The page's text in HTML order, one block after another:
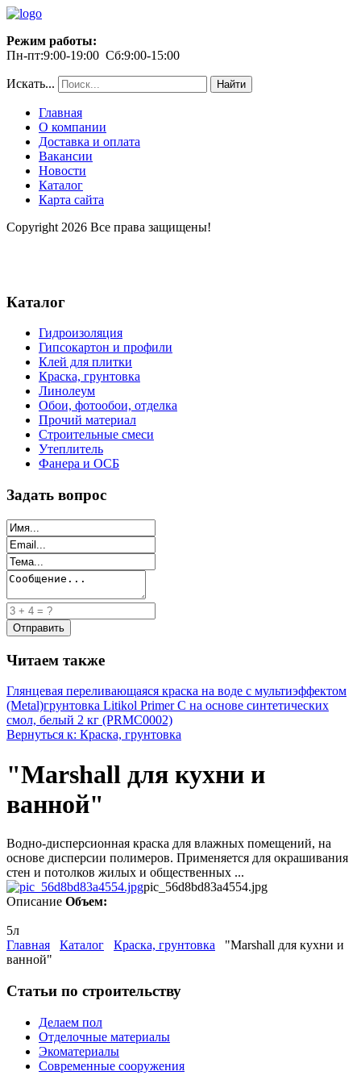
Режим работы:
Пн-пт:9:00-19:00 Сб:9:00-15:00
Искать... Найти
Главная
О компании
Доставка и оплата
Вакансии
Новости
Каталог
Карта сайта
Copyright 2026 Все права защищены!
Каталог
Гидроизоляция
Гипсокартон и профили
Клей для плитки
Краска, грунтовка
Линолеум
Обои, фотообои, отделка
Прочий материал
Строительные смеси
Утеплитель
Фанера и ОСБ
Задать вопрос
Читаем также
Глянцевая переливающаяся краска на воде с мультиэффектом
(Metal)грунтовка Litikol Primer C на основе синтетических
смол, белый 2 кг (PRMC0002)
Вернуться к: Краска, грунтовка
"Marshall для кухни и
ванной"
Водно-дисперсионная краска для влажных помещений, на
основе дисперсии полимеров. Применяется для окрашивания
стен и потолков жилых и общественных ...
pic_56d8bd83a4554.jpg
Описание Объем:
5л
Главная
Каталог Краска, грунтовка
"Marshall для кухни и
ванной"
Статьи по строительству
Делаем пол
Отделочные материалы
Экоматериалы
Современные сооружения